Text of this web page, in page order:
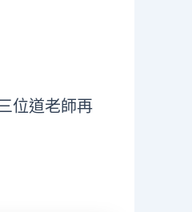
位道老師再